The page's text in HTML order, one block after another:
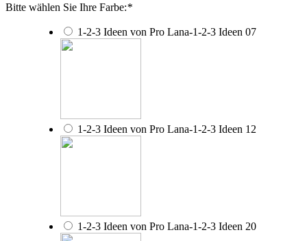
Bitte wählen Sie Ihre Farbe:*
1-2-3 Ideen von Pro Lana-1-2-3 Ideen 07
1-2-3 Ideen von Pro Lana-1-2-3 Ideen 12
1-2-3 Ideen von Pro Lana-1-2-3 Ideen 20